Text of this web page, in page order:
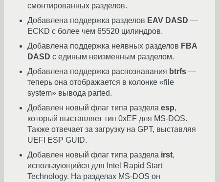
смонтированных разделов.
Добавлена поддержка разделов EAV DASD —
ECKD с более чем 65520 цилиндров.
Добавлена поддержка неявных разделов FBA
DASD с единым неизменным разделом.
Добавлена поддержка распознавания btrfs —
теперь она отображается в колонке «file
system» вывода parted.
Добавлен новый флаг типа раздела esp,
который выставляет тип 0xEF для MS-DOS.
Также отвечает за загрузку на GPT, выставляя
UEFI ESP GUID.
Добавлен новый флаг типа раздела irst,
использующийся для Intel Rapid Start
Technology. На разделах MS-DOS он